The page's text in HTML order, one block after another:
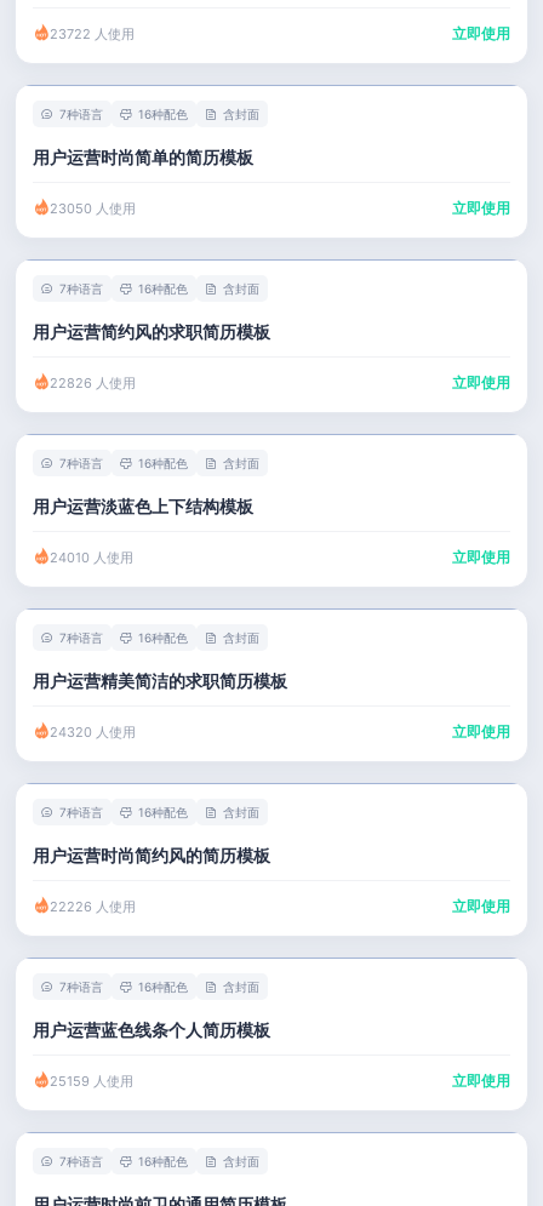
23722 人使用 立即使用
7种语言 16种配色 含封面
用户运营时尚简单的简历模板
23050 人使用 立即使用
7种语言 16种配色 含封面
用户运营简约风的求职简历模板
22826 人使用 立即使用
7种语言 16种配色 含封面
用户运营淡蓝色上下结构模板
24010 人使用 立即使用
7种语言 16种配色 含封面
用户运营精美简洁的求职简历模板
24320 人使用 立即使用
7种语言 16种配色 含封面
用户运营时尚简约风的简历模板
22226 人使用 立即使用
7种语言 16种配色 含封面
用户运营蓝色线条个人简历模板
25159 人使用 立即使用
7种语言 16种配色 含封面